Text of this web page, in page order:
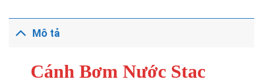
Mô tả
Cánh Bơm Nước Stac